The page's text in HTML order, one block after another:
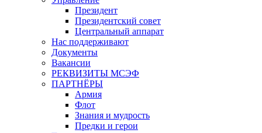
Президент
Президентский совет
Центральный аппарат
Нас поддерживают
Документы
Вакансии
РЕКВИЗИТЫ МСЭФ
ПАРТНЁРЫ
Армия
Флот
Знания и мудрость
Предки и герои